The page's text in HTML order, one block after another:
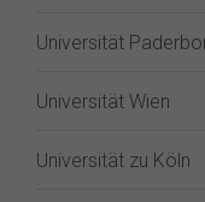
Universität
Universität Wien
Universität zu Köln